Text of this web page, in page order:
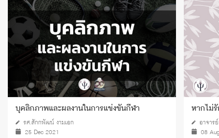
บุคลิกภาพและผลงานในการแข่งขันกีฬา
รศ.สักกพัฒน์ งามเอก
25 Dec 2021
หากไม่
อาจาร
08